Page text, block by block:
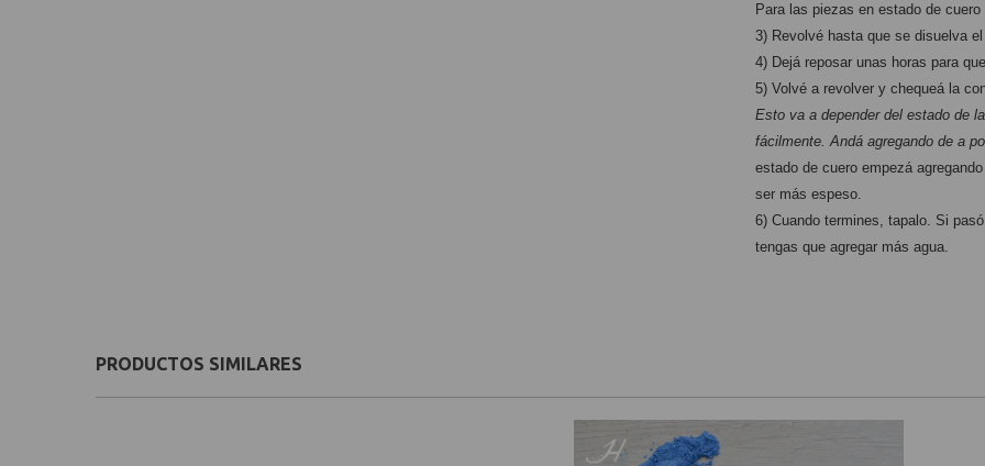
Para las piezas en estado de cuero
3) Revolvé hasta que se disuelva el
4) Dejá reposar unas horas para
5) Volvé a revolver y chequeá la
Esto va a depender del estado de
fácilmente. Andá agregando de a
estado de cuero empezá
ser más espeso.
6) Cuando termines, tapalo. Si
tengas que agregar más agua.
PRODUCTOS SIMILARES